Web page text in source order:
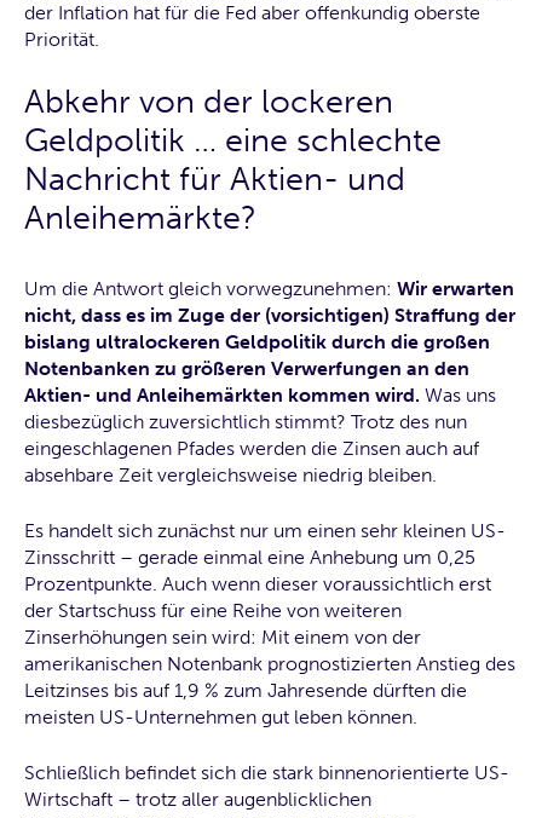
der Inflation hat für die Fed aber offenkundig oberste
Priorität.
Abkehr von der lockeren
Geldpolitik … eine schlechte
Nachricht für Aktien- und
Anleihemärkte?
Um die Antwort gleich vorwegzunehmen: Wir erwarten
nicht, dass es im Zuge der (vorsichtigen) Straffung der
bislang ultralockeren Geldpolitik durch die großen
Notenbanken zu größeren Verwerfungen an den
Aktien- und Anleihemärkten kommen wird. Was uns
diesbezüglich zuversichtlich stimmt? Trotz des nun
eingeschlagenen Pfades werden die Zinsen auch auf
absehbare Zeit vergleichsweise niedrig bleiben.
Es handelt sich zunächst nur um einen sehr kleinen US-
Zinsschritt – gerade einmal eine Anhebung um 0,25
Prozentpunkte. Auch wenn dieser voraussichtlich erst
der Startschuss für eine Reihe von weiteren
Zinserhöhungen sein wird: Mit einem von der
amerikanischen Notenbank prognostizierten Anstieg des
Leitzinses bis auf 1,9 % zum Jahresende dürften die
meisten US-Unternehmen gut leben können.
Schließlich befindet sich die stark binnenorientierte US-
Wirtschaft – trotz aller augenblicklichen